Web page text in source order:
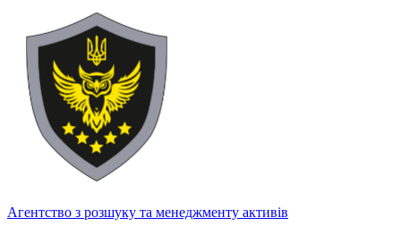
Агентство з розшуку та менеджменту активів